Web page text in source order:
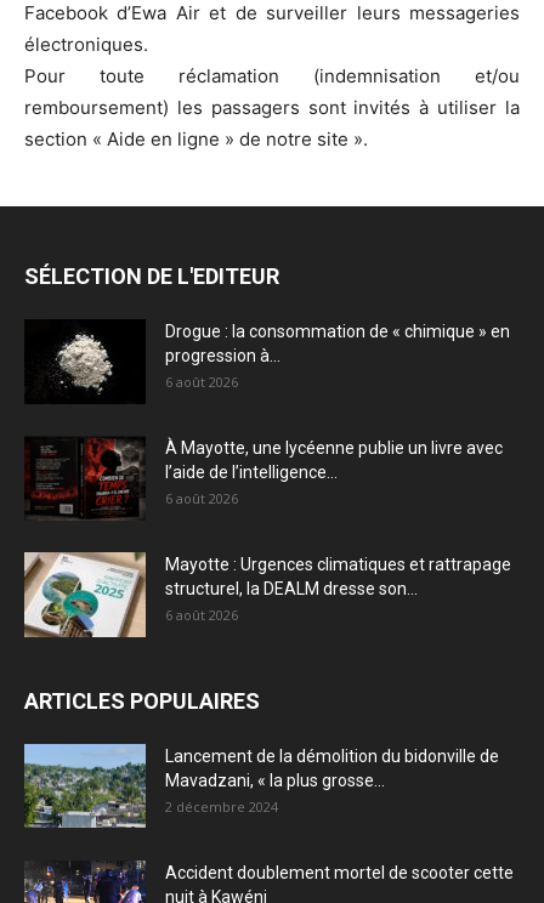
Facebook d’Ewa Air et de surveiller leurs messageries
électroniques.
Pour toute réclamation (indemnisation et/ou
remboursement) les passagers sont invités à utiliser la
section « Aide en ligne » de notre site ».
SÉLECTION DE L'EDITEUR
Drogue : la consommation de « chimique » en
progression à...
6 août 2026
À Mayotte, une lycéenne publie un livre avec
l’aide de l’intelligence...
6 août 2026
Mayotte : Urgences climatiques et rattrapage
structurel, la DEALM dresse son...
6 août 2026
ARTICLES POPULAIRES
Lancement de la démolition du bidonville de
Mavadzani, « la plus grosse...
2 décembre 2024
Accident doublement mortel de scooter cette
nuit à Kawéni